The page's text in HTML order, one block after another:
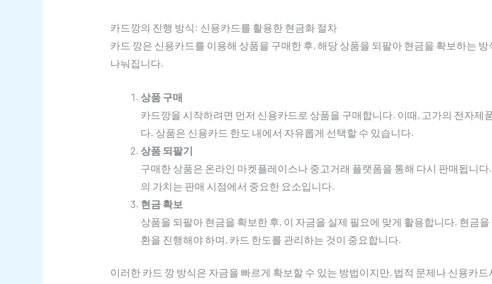
카드깡의 진행 방식: 신용카드를 활용한 현금화 절차
카드 깡은 신용카드를 이용해 상품을 구매한 후, 해당 상품을 되팔아 현금을 확보하는
나눠집니다.
상품 구매
카드깡을 시작하려면 먼저 신용카드로 상품을 구매합니다. 이때, 고가의 전자제
다. 상품은 신용카드 한도 내에서 자유롭게 선택할 수 있습니다.
상품 되팔기
구매한 상품은 온라인 마켓플레이스나 중고거래 플랫폼을 통해 다시 판매됩니
의 가치는 판매 시점에서 중요한 요소입니다.
현금 확보
상품을 되팔아 현금을 확보한 후, 이 자금을 실제 필요에 맞게 활용합니다. 현금
환을 진행해야 하며, 카드 한도를 관리하는 것이 중요합니다.
이러한 카드 깡 방식은 자금을 빠르게 확보할 수 있는 방법이지만, 법적 문제나 신용카